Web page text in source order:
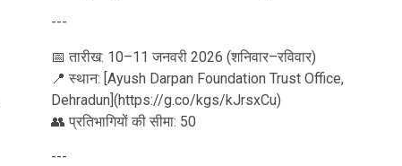
---
📅 तारीख: 10–11 जनवरी 2026 (शनिवार–रविवार)
📍 स्थान: [Ayush Darpan Foundation Trust Office,
Dehradun](https://g.co/kgs/kJrsxCu)
👥 प्रतिभागियों की सीमा: 50
---